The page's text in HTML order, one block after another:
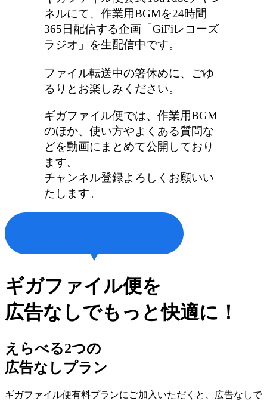
ネルにて、作業用BGMを24時間
365日配信する企画「GiFiレコーズ
ラジオ」を生配信中です。
ファイル転送中の箸休めに、ごゆ
るりとお楽しみください。
ギガファイル便では、作業用BGM
のほか、使い方やよくある質問な
どを動画にまとめて公開しており
ます。
チャンネル登録よろしくお願いい
たします。
ギガファイル便を
広告なしでもっと快適に！
えらべる2つの
広告なしプラン
ギガファイル便有料プランにご加入いただくと、広告なしで